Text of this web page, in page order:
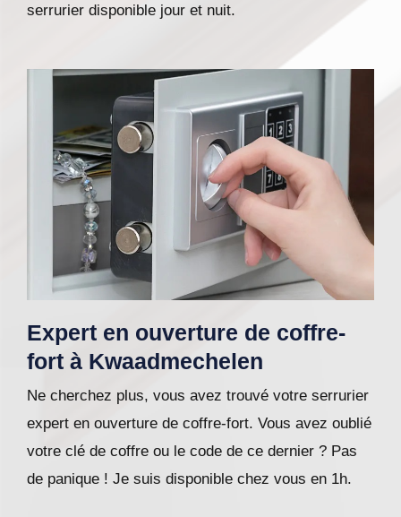
serrurier disponible jour et nuit.
Expert en ouverture de coffre-
fort à Kwaadmechelen
Ne cherchez plus, vous avez trouvé votre serrurier
expert en ouverture de coffre-fort. Vous avez oublié
votre clé de coffre ou le code de ce dernier ? Pas
de panique ! Je suis disponible chez vous en 1h.